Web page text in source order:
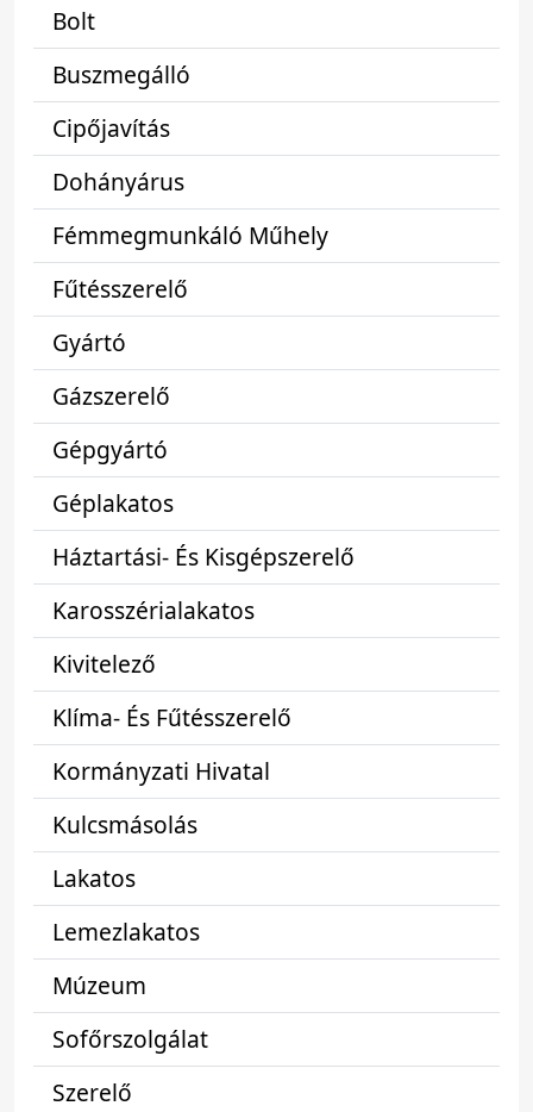
Bolt
Buszmegálló
Cipőjavítás
Dohányárus
Fémmegmunkáló Műhely
Fűtésszerelő
Gyártó
Gázszerelő
Gépgyártó
Géplakatos
Háztartási- És Kisgépszerelő
Karosszérialakatos
Kivitelező
Klíma- És Fűtésszerelő
Kormányzati Hivatal
Kulcsmásolás
Lakatos
Lemezlakatos
Múzeum
Sofőrszolgálat
Szerelő